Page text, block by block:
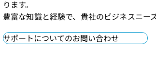
ります。
豊富な知識と経験で、貴社のビジネスニー
サポートについてのお問い合わせ